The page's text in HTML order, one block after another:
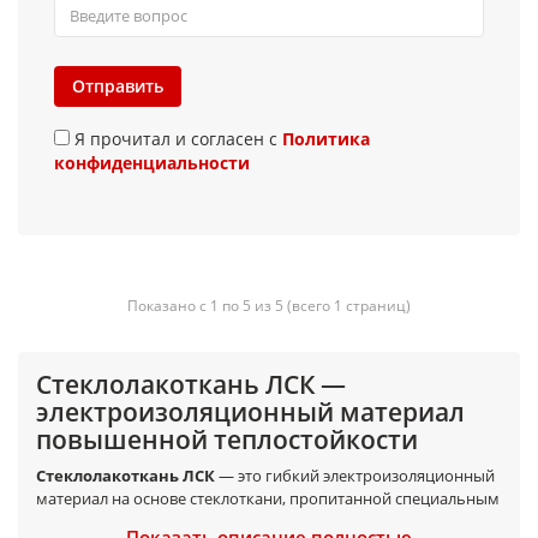
Отправить
Я прочитал и согласен с Политика
конфиденциальности
Показано с 1 по 5 из 5 (всего 1 страниц)
Стеклолакоткань ЛСК —
электроизоляционный материал
повышенной теплостойкости
Стеклолакоткань ЛСК— это гибкий электроизоляционный
материал на основе стеклоткани, пропитанной специальным